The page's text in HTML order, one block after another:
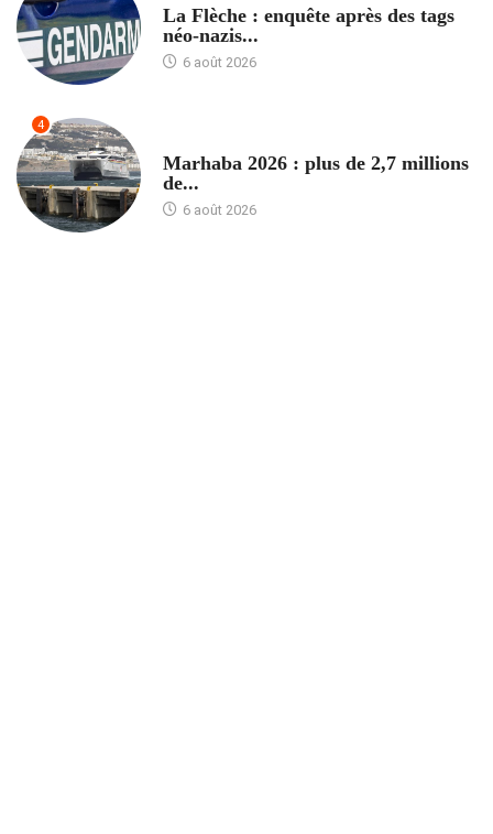
La Flèche : enquête après des tags
néo-nazis...
6 août 2026
4
Marhaba 2026 : plus de 2,7 millions
de...
6 août 2026